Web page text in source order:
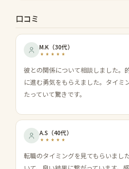
口コミ
M.K （30代）
彼との関係について相談しました。
に進む勇気をもらえました。タイミ
たっていて驚きです。
A.S （40代）
転職のタイミングを見てもらいまし